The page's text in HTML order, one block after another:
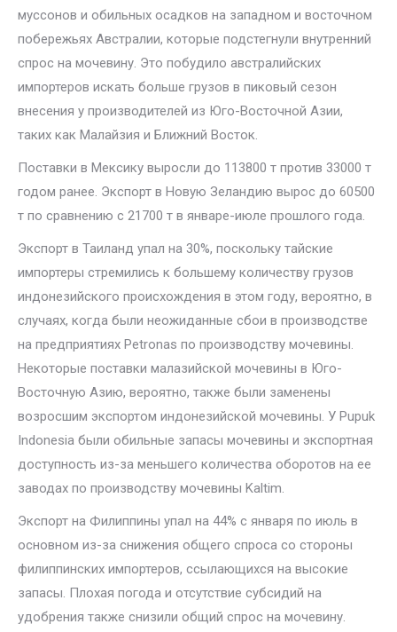
муссонов и обильных осадков на западном и восточном
побережьях Австралии, которые подстегнули внутренний
спрос на мочевину. Это побудило австралийских
импортеров искать больше грузов в пиковый сезон
внесения у производителей из Юго-Восточной Азии,
таких как Малайзия и Ближний Восток.
Поставки в Мексику выросли до 113800 т против 33000 т
годом ранее. Экспорт в Новую Зеландию вырос до 60500
т по сравнению с 21700 т в январе-июле прошлого года.
Экспорт в Таиланд упал на 30%, поскольку тайские
импортеры стремились к большему количеству грузов
индонезийского происхождения в этом году, вероятно, в
случаях, когда были неожиданные сбои в производстве
на предприятиях Petronas по производству мочевины.
Некоторые поставки малазийской мочевины в Юго-
Восточную Азию, вероятно, также были заменены
возросшим экспортом индонезийской мочевины. У Pupuk
Indonesia были обильные запасы мочевины и экспортная
доступность из-за меньшего количества оборотов на ее
заводах по производству мочевины Kaltim.
Экспорт на Филиппины упал на 44% с января по июль в
основном из-за снижения общего спроса со стороны
филиппинских импортеров, ссылающихся на высокие
запасы. Плохая погода и отсутствие субсидий на
удобрения также снизили общий спрос на мочевину.